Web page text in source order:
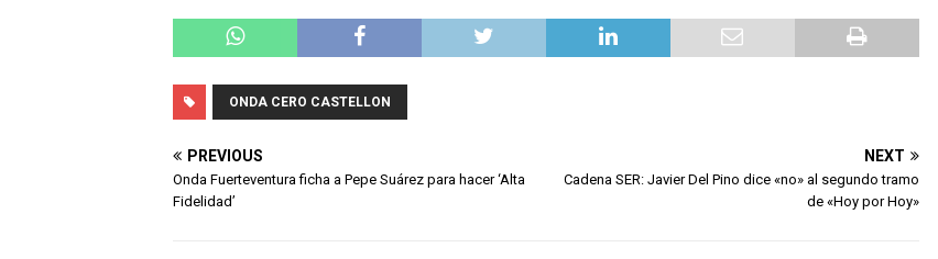
ONDA CERO CASTELLON
PREVIOUS
Onda Fuerteventura ficha a Pepe Suárez para hacer ‘Alta
Fidelidad’
NEXT
Cadena SER: Javier Del Pino dice «no» al segundo tramo
de «Hoy por Hoy»